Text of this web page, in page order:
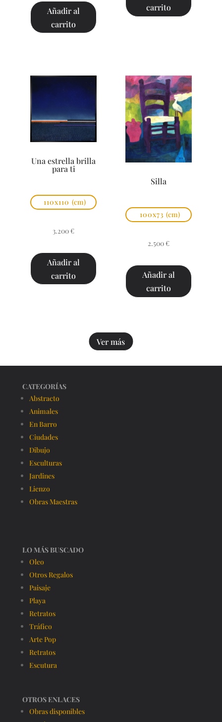
Añadir al
carrito
carrito
Una estrella brilla
para ti
110x110 (cm)
3.200 €
Añadir al
carrito
Silla
100x73 (cm)
2.500 €
Añadir al
carrito
Ver más
CATEGORÍAS
Abstracto
Animales
En Barro
Ciudades
Dibujo
Esculturas
Jardines
Lienzo
Obras Maestras
LO MÁS BUSCADO
Oleo
Otros Regalos
Paisaje
Playa
Retratos
Tráfico
Arte Pop
Retratos
Escutura
OTROS ENLACES
Obras disponibles